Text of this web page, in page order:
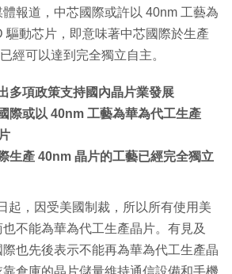
報道，中芯國際或許以 40nm 工藝為
驅動芯片，即意味著中芯國際於生產
經可以達到完全獨立自主。
多項政策支持國內晶片業發展
際或以 40nm 工藝為華為代工生產
生產 40nm 晶片的工藝已經完全獨立
起，因受美國制裁，所以所有使用美
不能為華為代工生產晶片。有見及
也先後表示不能再為華為代工生產晶
倉庫的晶片儲量維持通信設備和手機